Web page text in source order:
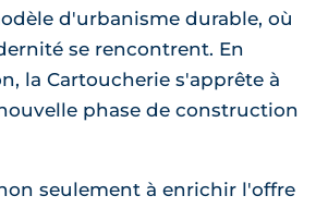
d'urbanisme durable, où
se rencontrent. En
la Cartoucherie s'apprête à
phase de construction
seulement à enrichir l'offre